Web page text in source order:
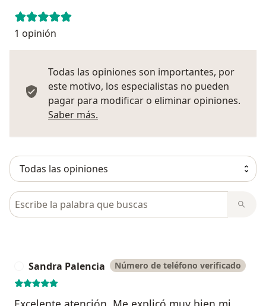
1 opinión
Todas las opiniones son importantes, por
este motivo, los especialistas no pueden
pagar para modificar o eliminar opiniones.
Saber más.
Busca en opiniones
Sandra Palencia Número de teléfono verificado